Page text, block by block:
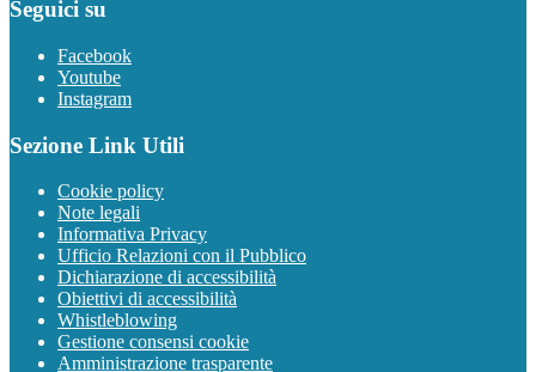
Seguici su
Facebook
Youtube
Instagram
Sezione Link Utili
Cookie policy
Note legali
Informativa Privacy
Ufficio Relazioni con il Pubblico
Dichiarazione di accessibilità
Obiettivi di accessibilità
Whistleblowing
Gestione consensi cookie
Amministrazione trasparente